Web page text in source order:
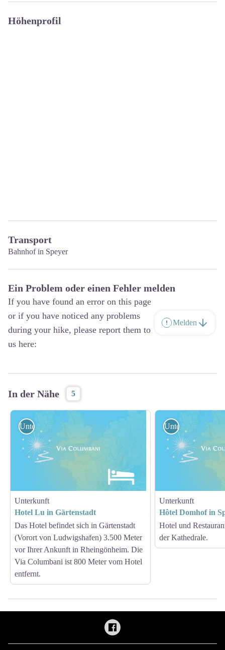
Höhenprofil
Transport
Bahnhof in Speyer
Ein Problem oder einen Fehler melden
If you have found an error on this page
or if you have noticed any problems
during your hike, please report them to
us here:
Melden
In der Nähe 5
Unterkunft
Unterkunft
Hotel Lu in Gärtenstadt
Das Hotel befindet sich in Gärtenstadt
(Vorort von Ludwigshafen) 3.500 Meter
vor Ihrer Ankunft in Rheingönheim. Die
Via Columbani ist 800 Meter vom Hotel
entfernt.
Unterkunft
Unterkunft
Hôtel Domhof in
Hotel und
der Kathedrale.